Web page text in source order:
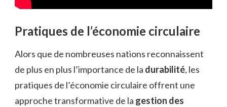
Pratiques de l’économie circulaire
Alors que de nombreuses nations reconnaissent
de plus en plus l’importance de la durabilité, les
pratiques de l’économie circulaire offrent une
approche transformative de la gestion des